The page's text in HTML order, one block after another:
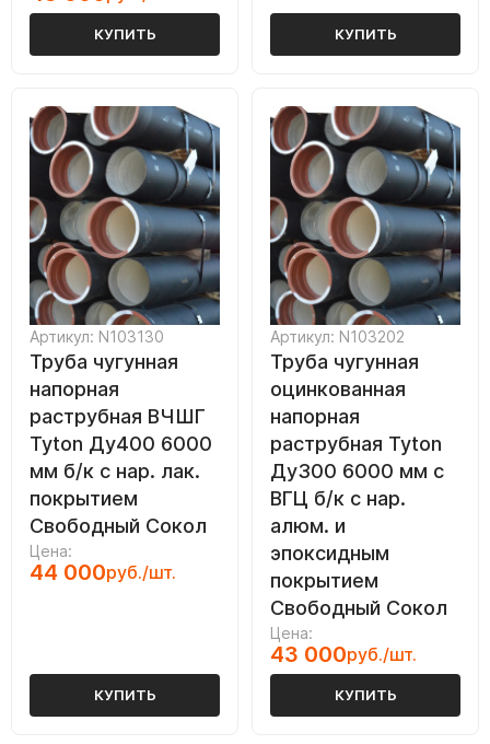
КУПИТЬ КУПИТЬ
Артикул: N103130
Труба чугунная
напорная
раструбная ВЧШГ
Tyton Ду400 6000
мм б/к с нар. лак.
покрытием
Свободный Сокол
Цена:
44 000руб./шт.
КУПИТЬ
Артикул: N103202
Труба чугунная
оцинкованная
напорная
раструбная Tyton
Ду300 6000 мм с
ВГЦ б/к с нар.
алюм. и
эпоксидным
покрытием
Свободный Сокол
Цена:
43 000руб./шт.
КУПИТЬ